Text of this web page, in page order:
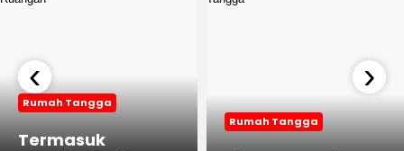
Rumah Tangga
Termasuk
Rumah Tangga
‹ ›